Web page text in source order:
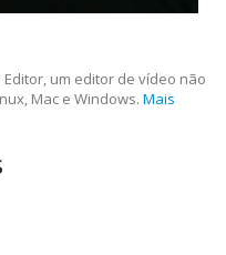
um editor de vídeo não
Mac e Windows. Mais